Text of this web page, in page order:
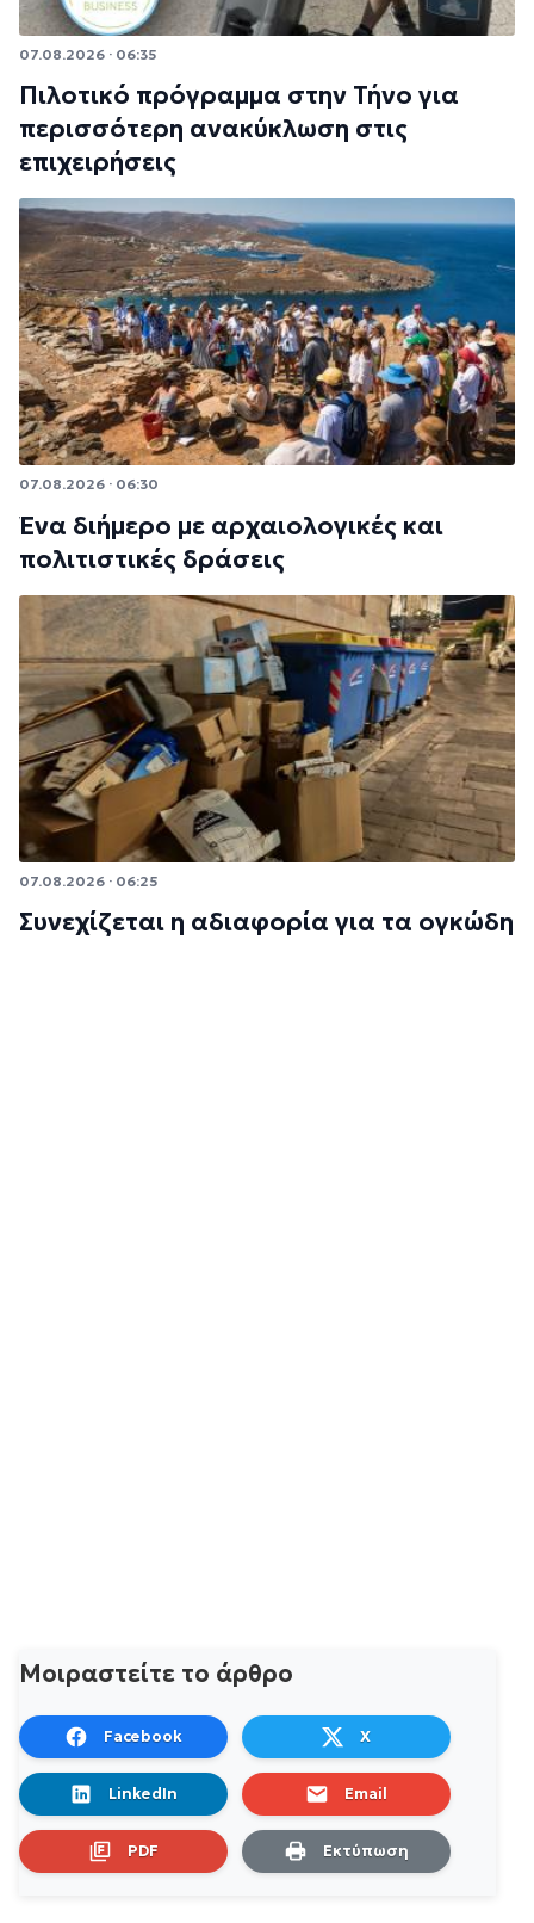
07.08.2026 · 06:35
Πιλοτικό πρόγραμμα στην Τήνο για
περισσότερη ανακύκλωση στις
επιχειρήσεις
07.08.2026 · 06:30
Ένα διήμερο με αρχαιολογικές και
πολιτιστικές δράσεις
07.08.2026 · 06:25
Συνεχίζεται η αδιαφορία για τα ογκώδη
Μοιραστείτε το άρθρο
Facebook X
LinkedIn Email
PDF Εκτύπωση